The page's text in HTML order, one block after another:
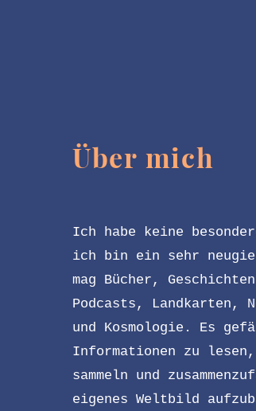
Über mich
Ich habe keine
ich bin ein sehr
mag Bücher,
Podcasts, Landkarten,
und Kosmologie. Es
Informationen zu
sammeln und
eigenes Weltbild